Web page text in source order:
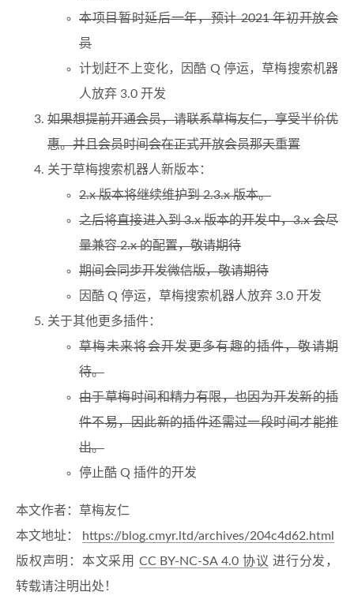
本项目暂时延后一年，预计 2021 年初开放会
员
计划赶不上变化，因酷 Q 停运，草梅搜索机器
人放弃 3.0 开发
如果想提前开通会员，请联系草梅友仁，享受半价优
惠。并且会员时间会在正式开放会员那天重置
关于草梅搜索机器人新版本：
2.x 版本将继续维护到 2.3.x 版本。
之后将直接进入到 3.x 版本的开发中，3.x 会尽
量兼容 2.x 的配置，敬请期待
期间会同步开发微信版，敬请期待
因酷 Q 停运，草梅搜索机器人放弃 3.0 开发
关于其他更多插件：
草梅未来将会开发更多有趣的插件，敬请期
待。
由于草梅时间和精力有限，也因为开发新的插
件不易，因此新的插件还需过一段时间才能推
出。
停止酷 Q 插件的开发
本文作者：草梅友仁
本文地址：
https://blog.cmyr.ltd/archives/204c4d62.html
版权声明：本文采用 CC BY-NC-SA 4.0 协议 进行分发，
转载请注明出处！